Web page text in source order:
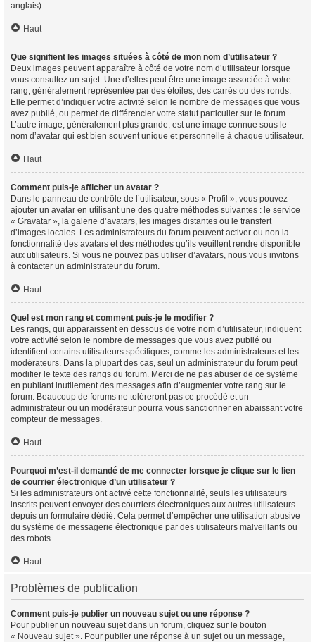
anglais).
Haut
Que signifient les images situées à côté de mon nom d’utilisateur ?
Deux images peuvent apparaître à côté de votre nom d’utilisateur lorsque
vous consultez un sujet. Une d’elles peut être une image associée à votre
rang, généralement représentée par des étoiles, des carrés ou des ronds.
Elle permet d’indiquer votre activité selon le nombre de messages que vous
avez publié, ou permet de différencier votre statut particulier sur le forum.
L’autre image, généralement plus grande, est une image connue sous le
nom d’avatar qui est bien souvent unique et personnelle à chaque utilisateur.
Haut
Comment puis-je afficher un avatar ?
Dans le panneau de contrôle de l’utilisateur, sous « Profil », vous pouvez
ajouter un avatar en utilisant une des quatre méthodes suivantes : le service
« Gravatar », la galerie d’avatars, les images distantes ou le transfert
d’images locales. Les administrateurs du forum peuvent activer ou non la
fonctionnalité des avatars et des méthodes qu’ils veuillent rendre disponible
aux utilisateurs. Si vous ne pouvez pas utiliser d’avatars, nous vous invitons
à contacter un administrateur du forum.
Haut
Quel est mon rang et comment puis-je le modifier ?
Les rangs, qui apparaissent en dessous de votre nom d’utilisateur, indiquent
votre activité selon le nombre de messages que vous avez publié ou
identifient certains utilisateurs spécifiques, comme les administrateurs et les
modérateurs. Dans la plupart des cas, seul un administrateur du forum peut
modifier le texte des rangs du forum. Merci de ne pas abuser de ce système
en publiant inutilement des messages afin d’augmenter votre rang sur le
forum. Beaucoup de forums ne toléreront pas ce procédé et un
administrateur ou un modérateur pourra vous sanctionner en abaissant votre
compteur de messages.
Haut
Pourquoi m’est-il demandé de me connecter lorsque je clique sur le lien
de courrier électronique d’un utilisateur ?
Si les administrateurs ont activé cette fonctionnalité, seuls les utilisateurs
inscrits peuvent envoyer des courriers électroniques aux autres utilisateurs
depuis un formulaire dédié. Cela permet d’empêcher une utilisation abusive
du système de messagerie électronique par des utilisateurs malveillants ou
des robots.
Haut
Problèmes de publication
Comment puis-je publier un nouveau sujet ou une réponse ?
Pour publier un nouveau sujet dans un forum, cliquez sur le bouton
« Nouveau sujet ». Pour publier une réponse à un sujet ou un message,